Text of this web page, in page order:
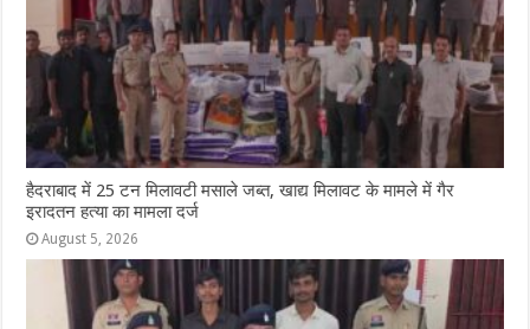
हैदराबाद में 25 टन मिलावटी मसाले जब्त, खाद्य मिलावट के मामले में गैर
इरादतन हत्या का मामला दर्ज
August 5, 2026